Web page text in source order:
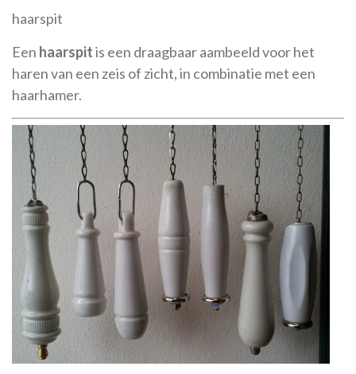
haarspit
Een haarspitis een draagbaar aambeeld voor het
haren van een zeis of zicht, in combinatie met een
haarhamer.